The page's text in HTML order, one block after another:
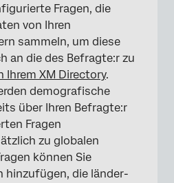
Fragen, die
von Ihren
sammeln, um diese
an die des Befragte:r zu
Ihrem XM Directory.
demografische
über Ihren Befragte:r
Fragen
zu globalen
können Sie
hinzufügen, die länder-